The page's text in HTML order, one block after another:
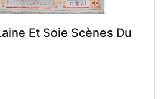
Et Soie Scènes Du